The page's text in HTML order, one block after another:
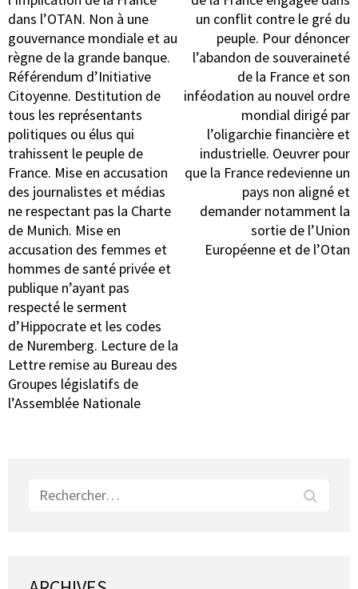
dans l’OTAN. Non à une
gouvernance mondiale et au
règne de la grande banque.
Référendum d’Initiative
Citoyenne. Destitution de
tous les représentants
politiques ou élus qui
trahissent le peuple de
France. Mise en accusation
des journalistes et médias
ne respectant pas la Charte
de Munich. Mise en
accusation des femmes et
hommes de santé privée et
publique n’ayant pas
respecté le serment
d’Hippocrate et les codes
de Nuremberg. Lecture de la
Lettre remise au Bureau des
Groupes législatifs de
l’Assemblée Nationale
un conflit contre le gré du
peuple. Pour dénoncer
l’abandon de souveraineté
de la France et son
inféodation au nouvel ordre
mondial dirigé par
l’oligarchie financière et
industrielle. Oeuvrer pour
que la France redevienne un
pays non aligné et
demander notamment la
sortie de l’Union
Européenne et de l’Otan
Rechercher :